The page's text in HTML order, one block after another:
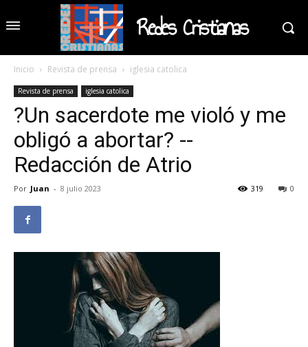
Redes Cristianas
Inicio Revista de prensa iglesia catolica
Revista de prensa iglesia catolica
?Un sacerdote me violó y me
obligó a abortar? --
Redacción de Atrio
Por Juan - 8 julio 2023 0
319